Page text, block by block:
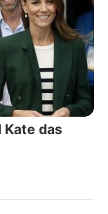
Kate das